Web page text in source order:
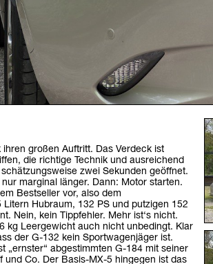
großen Auftritt. Das Verdeck ist
die richtige Technik und ausreichend
zwei Sekunden geöffnet.
marginal länger. Dann: Motor starten.
Bestseller vor, also dem
Litern Hubraum, 132 PS und putzigen 152
Nein, kein Tippfehler. Mehr ist‘s nicht.
kg Leergewicht auch nicht unbedingt. Klar
der G-132 kein Sportwagenjäger ist.
„ernster“ abgestimmten G-184 mit seiner
und Co. Der Basis-MX-5 hingegen ist das